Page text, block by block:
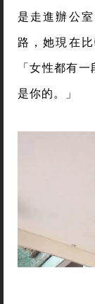
是走進辦公
路，她現在
「女性都有
是你的。」